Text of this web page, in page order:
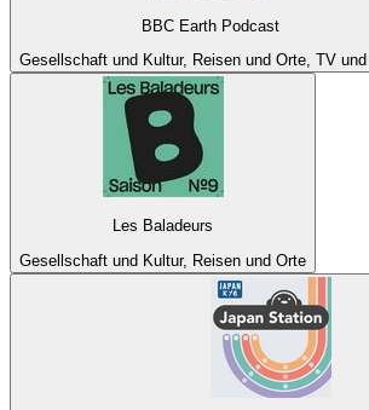
BBC Earth Podcast
Gesellschaft und Kultur, Reisen und Orte, TV
Les Baladeurs
Gesellschaft und Kultur, Reisen und Orte